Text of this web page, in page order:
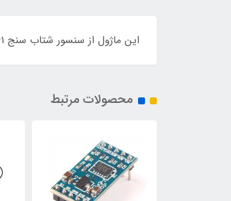
این ماژول از سنسور شتاب سنج MMA7361 استفاده می کند که دقت بالایی داشته و توان مصرفی آن پایین است.
محصولات مرتبط